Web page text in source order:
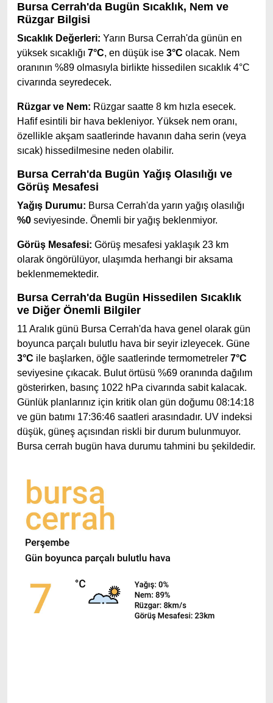
Bursa Cerrah'da Bugün Sıcaklık, Nem ve
Rüzgar Bilgisi
Sıcaklık Değerleri: Yarın Bursa Cerrah'da günün en
yüksek sıcaklığı 7°C, en düşük ise 3°C olacak. Nem
oranının %89 olmasıyla birlikte hissedilen sıcaklık 4°C
civarında seyredecek.
Rüzgar ve Nem: Rüzgar saatte 8 km hızla esecek.
Hafif esintili bir hava bekleniyor. Yüksek nem oranı,
özellikle akşam saatlerinde havanın daha serin (veya
sıcak) hissedilmesine neden olabilir.
Bursa Cerrah'da Bugün Yağış Olasılığı ve
Görüş Mesafesi
Yağış Durumu: Bursa Cerrah'da yarın yağış olasılığı
%0 seviyesinde. Önemli bir yağış beklenmiyor.
Görüş Mesafesi: Görüş mesafesi yaklaşık 23 km
olarak öngörülüyor, ulaşımda herhangi bir aksama
beklenmemektedir.
Bursa Cerrah'da Bugün Hissedilen Sıcaklık
ve Diğer Önemli Bilgiler
11 Aralık günü Bursa Cerrah'da hava genel olarak gün
boyunca parçalı bulutlu hava bir seyir izleyecek. Güne
3°C ile başlarken, öğle saatlerinde termometreler 7°C
seviyesine çıkacak. Bulut örtüsü %69 oranında dağılım
gösterirken, basınç 1022 hPa civarında sabit kalacak.
Günlük planlarınız için kritik olan gün doğumu 08:14:18
ve gün batımı 17:36:46 saatleri arasındadır. UV indeksi
düşük, güneş açısından riskli bir durum bulunmuyor.
Bursa cerrah bugün hava durumu tahmini bu şekildedir.